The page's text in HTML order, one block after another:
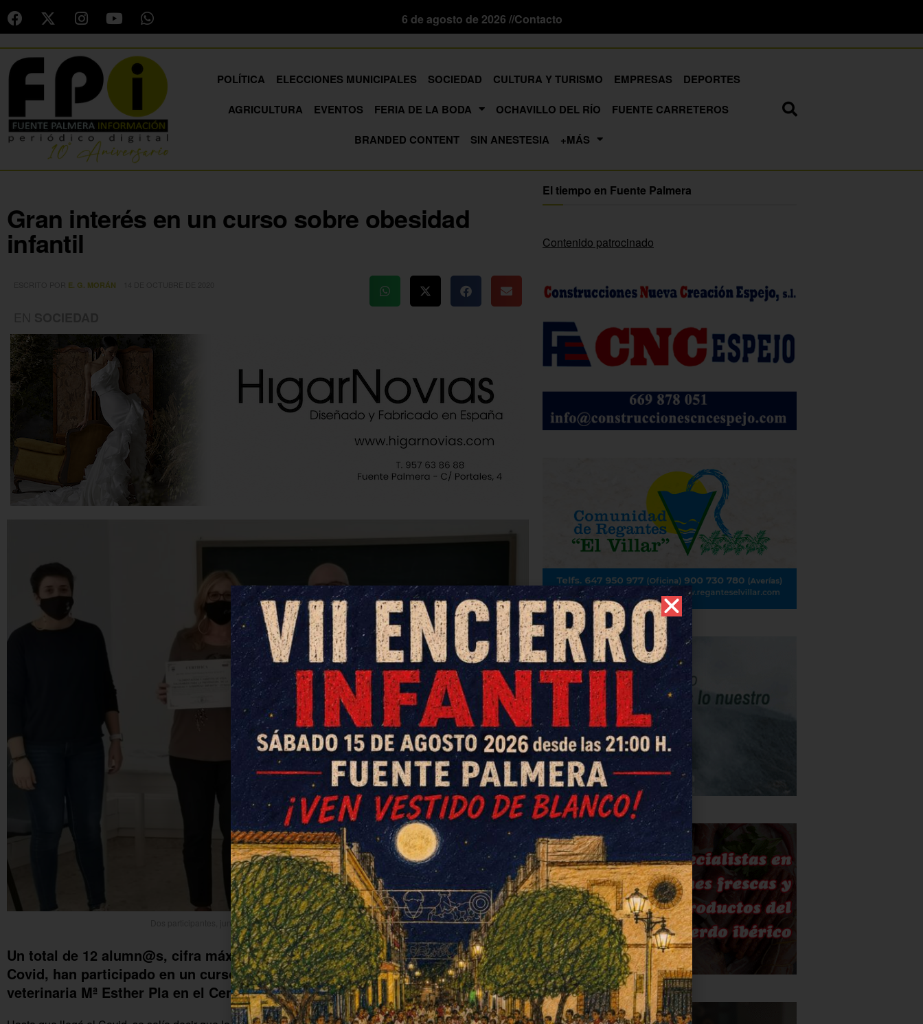
6 de agosto de 2026 //Contacto
POLÍTICA ELECCIONES MUNICIPALES SOCIEDAD CULTURA Y TURISMO EMPRESAS
DEPORTES
AGRICULTURA
EVENTOS FERIA DE LA BODA OCHAVILLO DEL RÍO
FUENTE CARRETEROS
BRANDED CONTENT
SIN ANESTESIA +MÁS
Gran interés en un curso sobre obesidad
infantil
E. G. MORÁN
Dos participantes, junto a la concejala y la instructora del curso
Un total de 12 alumn@s, cifra máxima por cuestiones de prevención frente al
Covid, han participado en un curso sobre obesidad infantil impartido por la
veterinaria Mª Esther Pla en el Centro Municipal de Información a la Mujer.
El tiempo en Fuente Palmera
Contenido patrocinado